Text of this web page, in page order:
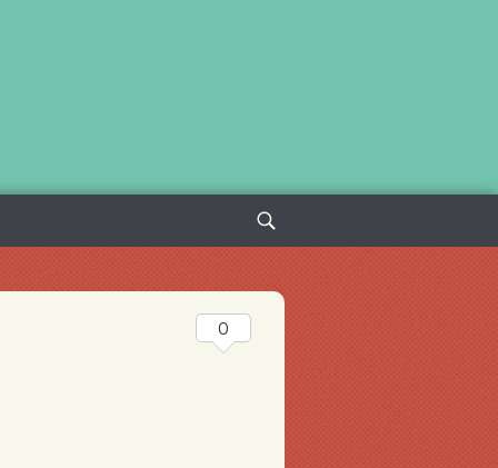
Sök
efter:
0